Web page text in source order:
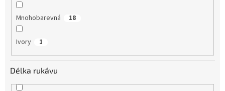
Mnohobarevná 18
Ivory 1
Délka rukávu